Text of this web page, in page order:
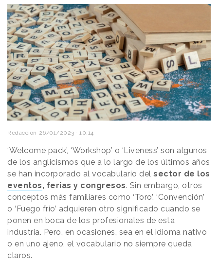
Redacción 26/01/2023 · 10:14
‘Welcome pack’, ‘Workshop’ o ‘Liveness’ son algunos
de los anglicismos que a lo largo de los últimos años
se han incorporado al vocabulario del sector de los
eventos, ferias y congresos. Sin embargo, otros
conceptos más familiares como ‘Toro’, ‘Convención’
o ‘Fuego frío’ adquieren otro significado cuando se
ponen en boca de los profesionales de esta
industria. Pero, en ocasiones, sea en el idioma nativo
o en uno ajeno, el vocabulario no siempre queda
claros.